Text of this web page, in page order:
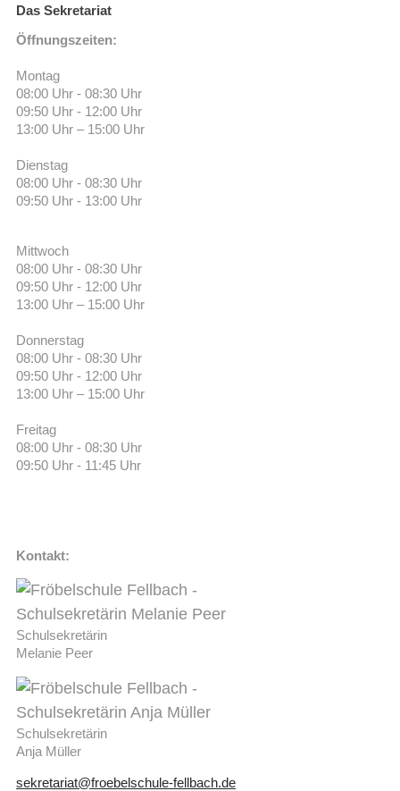
Das Sekretariat
Öffnungszeiten:
Montag
08:00 Uhr - 08:30 Uhr
09:50 Uhr - 12:00 Uhr
13:00 Uhr – 15:00 Uhr
Dienstag
08:00 Uhr - 08:30 Uhr
09:50 Uhr - 13:00 Uhr
Mittwoch
08:00 Uhr - 08:30 Uhr
09:50 Uhr - 12:00 Uhr
13:00 Uhr – 15:00 Uhr
Donnerstag
08:00 Uhr - 08:30 Uhr
09:50 Uhr - 12:00 Uhr
13:00 Uhr – 15:00 Uhr
Freitag
08:00 Uhr - 08:30 Uhr
09:50 Uhr - 11:45 Uhr
Kontakt:
Schulsekretärin
Melanie Peer
Schulsekretärin
Anja Müller
sekretariat@froebelschule-fellbach.de